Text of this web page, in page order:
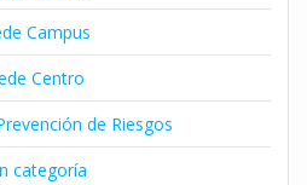
Campus
Centro
de Riesgos
categoría